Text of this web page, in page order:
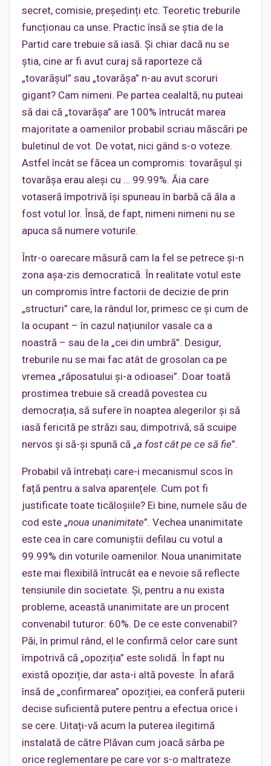
secret, comisie, președinți etc. Teoretic treburile
funcționau ca unse. Practic însă se știa de la
Partid care trebuie să iasă. Și chiar dacă nu se
știa, cine ar fi avut curaj să raporteze că
„tovarășul” sau „tovarășa” n-au avut scoruri
gigant? Cam nimeni. Pe partea cealaltă, nu puteai
să dai că „tovarășa” are 100% întrucât marea
majoritate a oamenilor probabil scriau măscări pe
buletinul de vot. De votat, nici gând s-o voteze.
Astfel încât se făcea un compromis: tovarășul și
tovarășa erau aleși cu … 99.99%. Ăia care
votaseră împotrivă își spuneau în barbă că ăla a
fost votul lor. Însă, de fapt, nimeni nimeni nu se
apuca să numere voturile.
Într-o oarecare măsură cam la fel se petrece și-n
zona așa-zis democratică. În realitate votul este
un compromis între factorii de decizie de prin
„structuri” care, la rândul lor, primesc ce și cum de
la ocupant – în cazul națiunilor vasale ca a
noastră – sau de la „cei din umbră”. Desigur,
treburile nu se mai fac atât de grosolan ca pe
vremea „răposatului și-a odioasei”. Doar toată
prostimea trebuie să creadă povestea cu
democrația, să sufere în noaptea alegerilor și să
iasă fericită pe străzi sau, dimpotrivă, să scuipe
nervos și să-și spună că „a fost cât pe ce să fie”.
Probabil vă întrebați care-i mecanismul scos în
față pentru a salva aparențele. Cum pot fi
justificate toate ticăloșiile? Ei bine, numele său de
cod este „noua unanimitate”. Vechea unanimitate
este cea în care comuniștii defilau cu votul a
99.99% din voturile oamenilor. Noua unanimitate
este mai flexibilă întrucât ea e nevoie să reflecte
tensiunile din societate. Și, pentru a nu exista
probleme, această unanimitate are un procent
convenabil tuturor: 60%. De ce este convenabil?
Păi, în primul rând, el le confirmă celor care sunt
împotrivă că „opoziția” este solidă. În fapt nu
există opoziție, dar asta-i altă poveste. În afară
însă de „confirmarea” opoziției, ea conferă puterii
decise suficientă putere pentru a efectua orice i
se cere. Uitați-vă acum la puterea ilegitimă
instalată de către Plăvan cum joacă sârba pe
orice reglementare pe care vor s-o maltrateze.